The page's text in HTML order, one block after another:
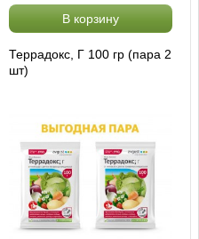
В корзину
Террадокс, Г 100 гр (пара 2
шт)